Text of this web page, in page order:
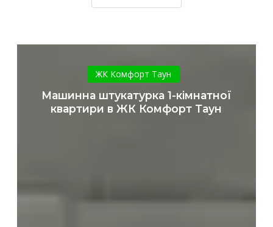
штукатурка
1-
кімнатної
квартири
ЖК Комфорт Таун
Машинна штукатурка 1-кімнатної
квартири в ЖК Комфорт Таун